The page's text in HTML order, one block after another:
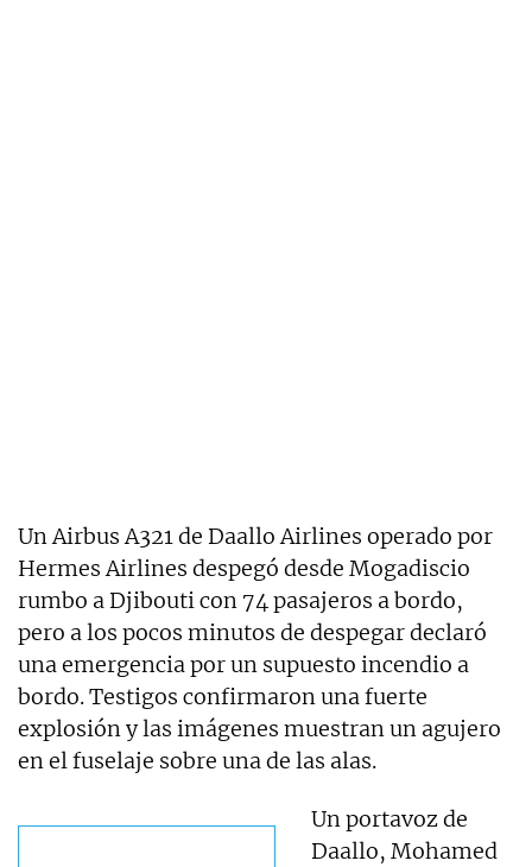
Un Airbus A321 de Daallo Airlines operado por
Hermes Airlines despegó desde Mogadiscio
rumbo a Djibouti con 74 pasajeros a bordo,
pero a los pocos minutos de despegar declaró
una emergencia por un supuesto incendio a
bordo. Testigos confirmaron una fuerte
explosión y las imágenes muestran un agujero
en el fuselaje sobre una de las alas.
Un portavoz de
Daallo, Mohamed